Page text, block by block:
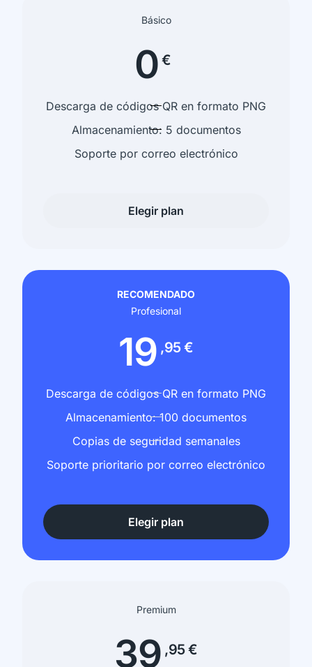
Básico
0 €
Descarga de códigos QR en formato PNG
Almacenamiento: 5 documentos
Soporte por correo electrónico
Elegir plan
RECOMENDADO
Profesional
19 ,95 €
Descarga de códigos QR en formato PNG
Almacenamiento: 100 documentos
Copias de seguridad semanales
Soporte prioritario por correo electrónico
Elegir plan
Premium
39 ,95 €